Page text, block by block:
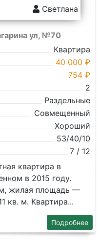
Светлана
ул, №70
Квартира
40 000 ₽
754 ₽
2
Раздельные
Совмещенный
Хороший
53/40/10
7 / 12
квартира в
в 2015 году.
жилая площадь —
кв. м. Квартира...
Подробнее